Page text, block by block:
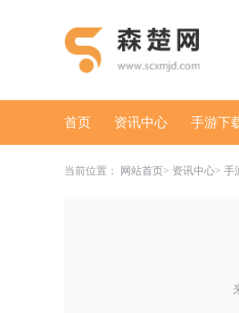
首页 资讯中心 手游下
当前位置： 网站首页 资讯中心 手